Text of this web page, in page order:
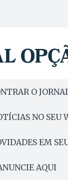
O
NO SEU
EM
AQUI